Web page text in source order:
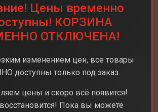
Цены временно
КОРЗИНА
ОТКЛЮЧЕНА!
изменением цен, все товары
доступны только под заказ.
цены и скоро всё появится!
Пока вы можете